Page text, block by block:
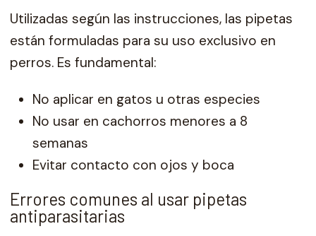
Utilizadas según las instrucciones, las pipetas
están formuladas para su uso exclusivo en
perros. Es fundamental:
No aplicar en gatos u otras especies
No usar en cachorros menores a 8
semanas
Evitar contacto con ojos y boca
Errores comunes al usar pipetas
antiparasitarias